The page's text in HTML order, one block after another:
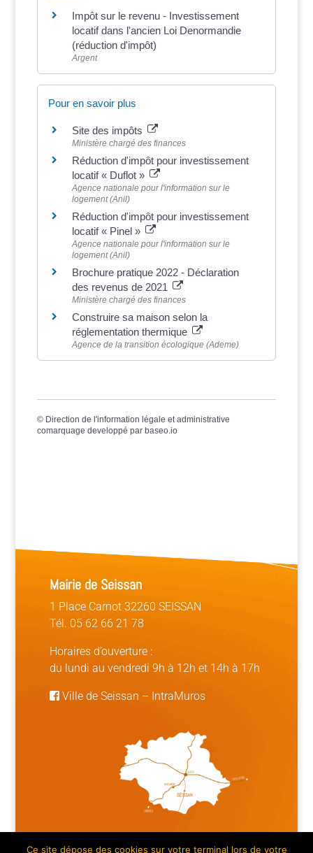
Impôt sur le revenu - Investissement
locatif dans l'ancien Loi Denormandie
(réduction d'impôt)
Argent
Pour en savoir plus
Site des impôts
Ministère chargé des finances
Réduction d'impôt pour investissement
locatif « Duflot »
Agence nationale pour l'information sur le
logement (Anil)
Réduction d'impôt pour investissement
locatif « Pinel »
Agence nationale pour l'information sur le
logement (Anil)
Brochure pratique 2022 - Déclaration
des revenus de 2021
Ministère chargé des finances
Construire sa maison selon la
réglementation thermique
Agence de la transition écologique (Ademe)
© Direction de l'information légale et administrative
comarquage developpé par baseo.io
Mairie de Seissan
1 Place Carnot 32260 SEISSAN
Tél. 05 62 66 21 78
Horaires d’ouverture :
du lundi au vendredi 9h à 12h et 14h à 17h
Ville de Seissan – IntraMuros
Ce site dépose des cookies sur votre terminal lors de votre